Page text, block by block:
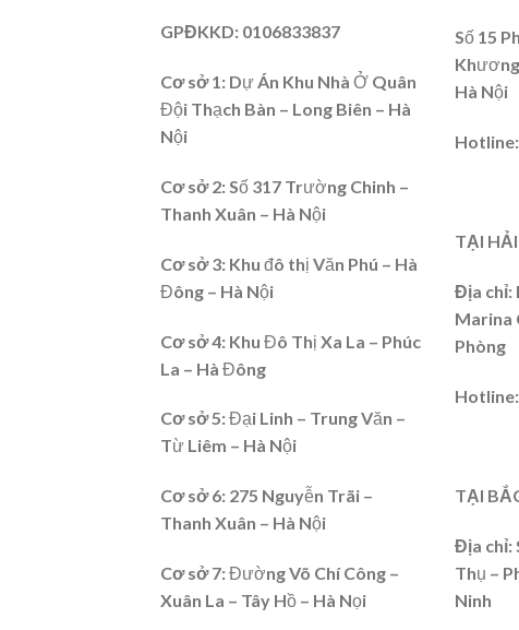
GPĐKKD: 0106833837
Cơ sở 1: Dự Án Khu Nhà Ở Quân
Đội Thạch Bàn – Long Biên – Hà
Nội
Cơ sở 2: Số 317 Trường Chinh –
Thanh Xuân – Hà Nội
Cơ sở 3: Khu đô thị Văn Phú – Hà
Đông – Hà Nội
Cơ sở 4: Khu Đô Thị Xa La – Phúc
La – Hà Đông
Cơ sở 5:Đại Linh – Trung Văn –
Từ Liêm – Hà Nội
Cơ sở 6: 275 Nguyễn Trãi –
Thanh Xuân – Hà Nội
Cơ sở 7: Đường Võ Chí Công –
Xuân La – Tây Hồ – Hà Nọi
Số 15
Hà Nội
Hotline:
TẠI
Địa chỉ:
Marina
Phòng
Hotline:
TẠI
Địa chỉ:
Thụ –
Ninh